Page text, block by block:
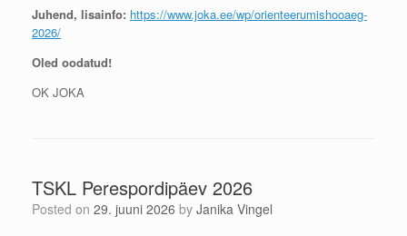
Juhend, lisainfo: https://www.joka.ee/wp/orienteerumishooaeg-
2026/
Oled oodatud!
OK JOKA
TSKL Perespordipäev 2026
Posted on 29. juuni 2026 by Janika Vingel